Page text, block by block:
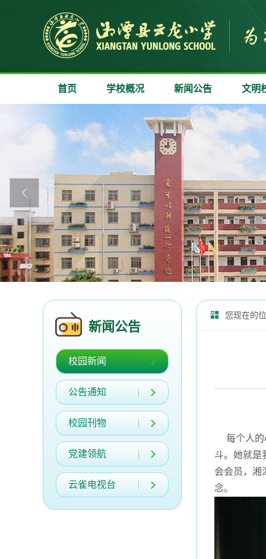
首页 学校概况 新闻公告 文明

新闻公告
校园新闻
公告通知
校园刊物
党建领航
云雀电视台
您现在的
每个人的
斗。她就是
会会员，湘
念。